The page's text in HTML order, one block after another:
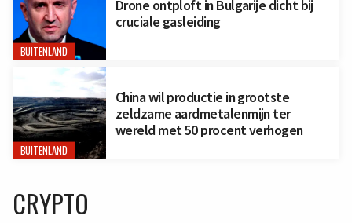
BUITENLAND
Drone ontploft in Bulgarije dicht bij
cruciale gasleiding
BUITENLAND
China wil productie in grootste
zeldzame aardmetalenmijn ter
wereld met 50 procent verhogen
CRYPTO